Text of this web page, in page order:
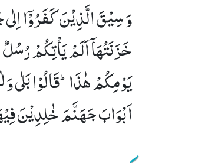
وَ سِیْقَ الَّذِیْنَ كَفَرُوْۤا
خَزَنَتُهَاۤ اَلَمْ یَاْتِكُمْ
اَبْوَابَ جَهَنَّمَ خٰلِدِیْنَ